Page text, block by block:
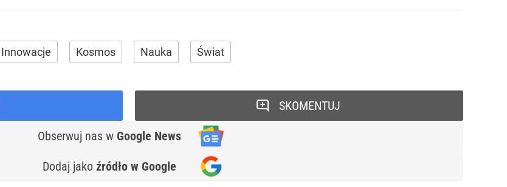
Innowacje Kosmos Nauka Świat
Obserwuj nas w Google News
Dodaj jako źródło w Google
SKOMENTUJ